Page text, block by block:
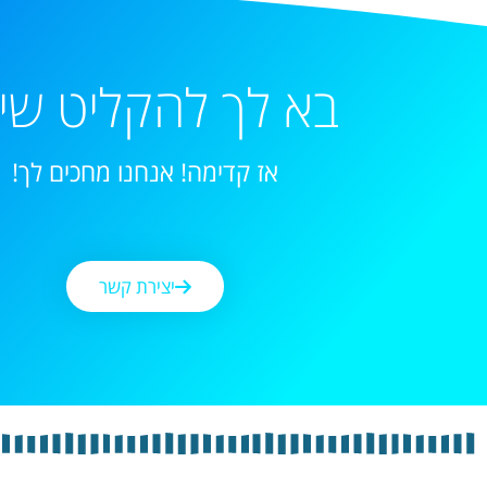
בא לך להקליט
אז קדימה! אנחנו מחכים לך!
יצירת קשר